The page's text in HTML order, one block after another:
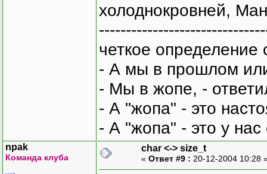
холоднокровней,
четкое
- А мы в прошлом
- Мы в жопе, -
- А "жопа" - это
- А "жопа" - это у
npak
Команда клуба
char <-> size_t
« Ответ #9 : 20-12-2004 10:28